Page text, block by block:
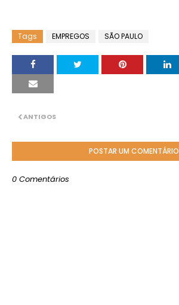
Tags EMPREGOS SÃO PAULO
ANTIGOS
POSTAR UM COMENTÁRIO
0 Comentários